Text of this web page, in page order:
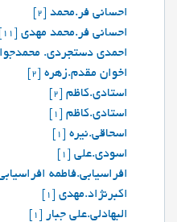
احسانی فر.محمد[2]
احسانی فر.محمد مهدی[11]
احمدی دستجردی.
اخوان مقدم.زهره[2]
استادی.کاظم[2]
استادی.کاظم[1]
اسحاقی.نیره[1]
اسودی.علی[1]
افراسیابی.فاطمه
اکبرنژاد.مهدی[1]
البهادلی.علی جبار